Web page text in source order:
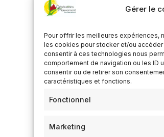
Gérer le
Pour offrir les meilleures expériences,
les cookies pour stocker et/ou
consentir à ces technologies nous
comportement de navigation ou les ID
consentir ou de retirer son
caractéristiques et fonctions.
Fonctionnel
Marketing